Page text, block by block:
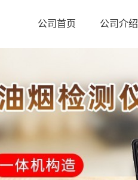
公司首页 公司介绍